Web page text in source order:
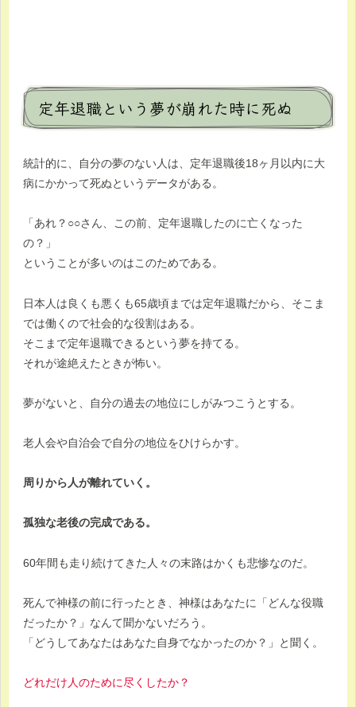
定年退職という夢が崩れた時に死ぬ
統計的に、自分の夢のない人は、定年退職後18ヶ月以内に大
病にかかって死ぬというデータがある。
「あれ？○○さん、この前、定年退職したのに亡くなった
の？」
ということが多いのはこのためである。
日本人は良くも悪くも65歳頃までは定年退職だから、そこま
では働くので社会的な役割はある。
そこまで定年退職できるという夢を持てる。
それが途絶えたときが怖い。
夢がないと、自分の過去の地位にしがみつこうとする。
老人会や自治会で自分の地位をひけらかす。
周りから人が離れていく。
孤独な老後の完成である。
60年間も走り続けてきた人々の末路はかくも悲惨なのだ。
死んで神様の前に行ったとき、神様はあなたに「どんな役職
だったか？」なんて聞かないだろう。
「どうしてあなたはあなた自身でなかったのか？」と聞く。
どれだけ人のために尽くしたか？